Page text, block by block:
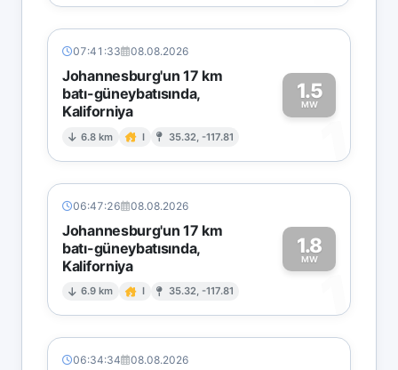
07:41:33 08.08.2026
Johannesburg'un 17 km
batı-güneybatısında,
Kaliforniya
6.8 km I 35.32, -117.81
1.5
MW
1
06:47:26 08.08.2026
Johannesburg'un 17 km
batı-güneybatısında,
Kaliforniya
6.9 km I 35.32, -117.81
1.8
MW
1
06:34:34 08.08.2026